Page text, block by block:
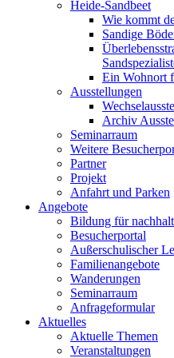
Heide-Sandbeet
Wie kommt
Sandige
Ein Wohnort
Ausstellungen
Archiv
Seminarraum
Weitere
Partner
Projekt
Anfahrt und Parken
Angebote
Bildung für
Besucherportal
Außerschulischer
Familienangebote
Wanderungen
Seminarraum
Anfrageformular
Aktuelles
Aktuelle Themen
Veranstaltungen